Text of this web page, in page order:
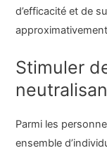
d’efficacité et de
Stimuler
Parmi les
ensemble